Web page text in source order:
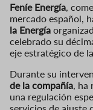
Feníe Energía ,
mercado español,
la Energía
celebrado su
eje estratégico de
Durante su
de la compañía ,
una regulación
servicios de ajuste